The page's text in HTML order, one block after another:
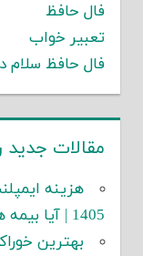
فال حافظ
تعبیر خواب
فال حافظ سلام
مقالات جدید
هزینه
1405 | آیا بیمه هزینه ایمپلنت را می‌دهد؟
بهترین